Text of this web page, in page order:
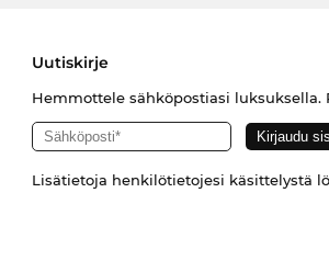
Uutiskirje
Hemmottele sähköpostiasi
Lisätietoja henkilötietojesi käsittelystä